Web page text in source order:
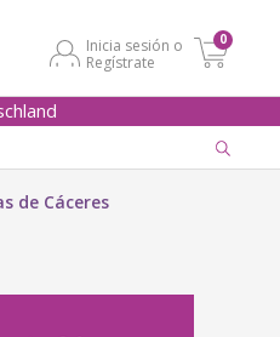
Inicia sesión o
Regístrate
0
de Cáceres